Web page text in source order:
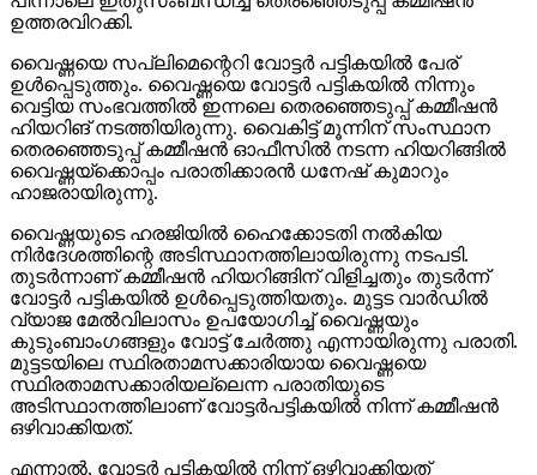
ഉത്തരവിറക്കി.
വൈഷ്ണയെ സപ്ലിമെന്റെറി വോട്ടര്‍ പട്ടികയില്‍ പേര്
ഉള്‍പ്പെടുത്തും. വൈഷ്ണയെ വോട്ടര്‍ പട്ടികയില്‍ നിന്നും
വെട്ടിയ സംഭവത്തില്‍ ഇന്നലെ തെരഞ്ഞെടുപ്പ് കമ്മീഷന്‍
ഹിയറിങ് നടത്തിയിരുന്നു. വൈകിട്ട് മൂന്നിന് സംസ്ഥാന
തെരഞ്ഞെടുപ്പ് കമ്മീഷന്‍ ഓഫീസില്‍ നടന്ന ഹിയറിങ്ങില്‍
വൈഷ്ണയ്‌ക്കൊപ്പം പരാതിക്കാരന്‍ ധനേഷ് കുമാറും
ഹാജരായിരുന്നു.
വൈഷ്ണയുടെ ഹരജിയില്‍ ഹൈക്കോടതി നല്‍കിയ
നിര്‍ദേശത്തിന്റെ അടിസ്ഥാനത്തിലായിരുന്നു നടപടി.
തുടര്‍ന്നാണ് കമ്മീഷന്‍ ഹിയറിങ്ങിന് വിളിച്ചതും തുടര്‍ന്ന്
വോട്ടര്‍ പട്ടികയില്‍ ഉള്‍പ്പെടുത്തിയതും. മുട്ടട വാര്‍ഡില്‍
വ്യാജ മേല്‍വിലാസം ഉപയോഗിച്ച് വൈഷ്ണയും
കുടുംബാംഗങ്ങളും വോട്ട് ചേര്‍ത്തു എന്നായിരുന്നു പരാതി.
മുട്ടടയിലെ സ്ഥിരതാമസക്കാരിയായ വൈഷ്ണയെ
സ്ഥിരതാമസക്കാരിയല്ലെന്ന പരാതിയുടെ
അടിസ്ഥാനത്തിലാണ് വോട്ടര്‍പട്ടികയില്‍ നിന്ന് കമ്മീഷന്‍
ഒഴിവാക്കിയത്.
എന്നാല്‍, വോട്ടര്‍ പട്ടികയില്‍ നിന്ന് ഒഴിവാക്കിയത്